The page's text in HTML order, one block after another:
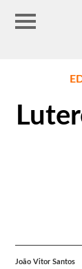
João Vitor Santos